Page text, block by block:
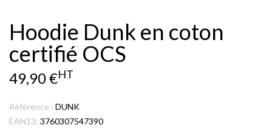
Hoodie Dunk en coton
certifié OCS
49,90 €HT
Référence : DUNK
EAN13: 3760307547390